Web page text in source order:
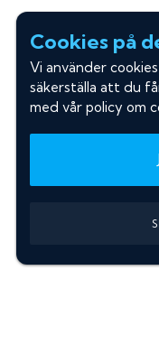
Cookies på
Vi använder
säkerställa att du
med vår policy om